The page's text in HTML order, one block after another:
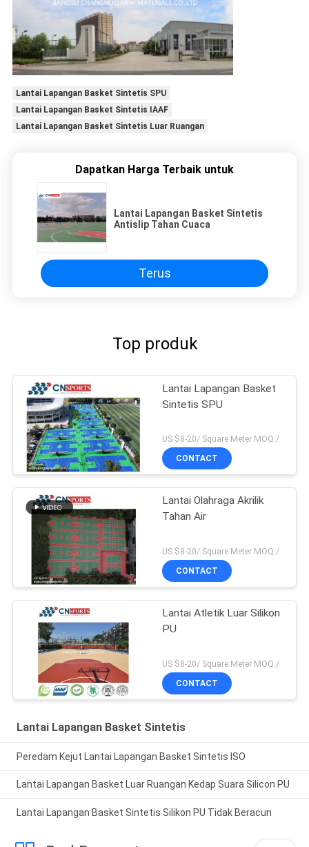
Lantai Lapangan Basket Sintetis SPU
Lantai Lapangan Basket Sintetis IAAF
Lantai Lapangan Basket Sintetis Luar Ruangan
Dapatkan Harga Terbaik untuk
Lantai Lapangan Basket Sintetis
Antislip Tahan Cuaca
Terus
Top produk
Lantai Lapangan Basket
Sintetis SPU
US $8-20/ Square Meter MOQ:/
CONTACT
Lantai Olahraga Akrilik
Tahan Air
US $8-20/ Square Meter MOQ:/
CONTACT
Lantai Atletik Luar Silikon
PU
US $8-20/ Square Meter MOQ:/
CONTACT
Lantai Lapangan Basket Sintetis
Peredam Kejut Lantai Lapangan Basket Sintetis ISO
Lantai Lapangan Basket Luar Ruangan Kedap Suara Silicon PU
Lantai Lapangan Basket Sintetis Silikon PU Tidak Beracun